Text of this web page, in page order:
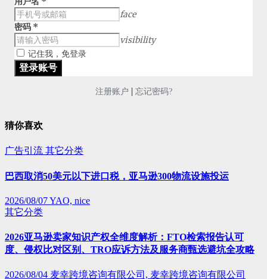
face
密码 *
visibility
记住我，免登录
注册账户 | 忘记密码?
猜你喜欢
广告引流 其它分类
巴西取消50美元以下进口税，亚马逊300物流设施投运
2026/08/07YAO, nice
其它分类
2026亚马逊卖家知识产权全维度解析：FTO检索报告认可
度、侵权比对区别、TRO应诉方法及服务商甄选避坑全攻略
2026/08/04 麦幸跨境咨询有限公司, 麦幸跨境咨询有限公司